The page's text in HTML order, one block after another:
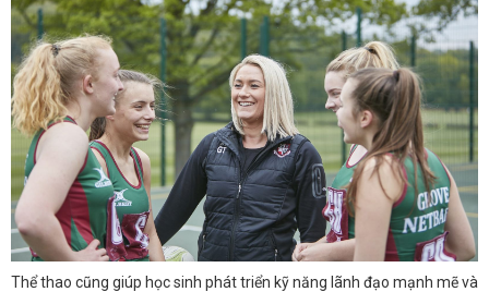
Thể thao cũng giúp học sinh phát triển kỹ năng lãnh đạo mạnh mẽ và